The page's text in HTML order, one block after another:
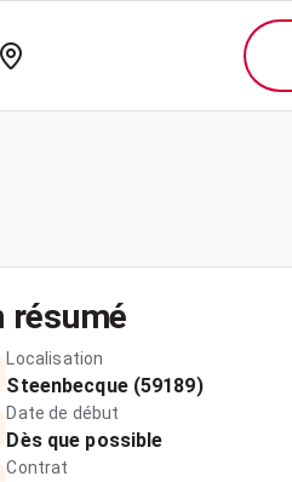
résumé
Localisation
Steenbecque (59189)
Date de début
Dès que possible
Contrat